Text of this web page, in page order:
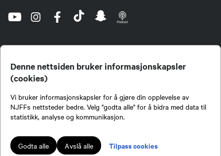
Denne nettsiden bruker informasjonskapsler
(cookies)
Vi bruker informasjonskapsler for å gjøre din opplevelse av
NJFFs nettsteder bedre. Velg "godta alle" for å bidra med data til
statistikk, analyse og kommunikasjon.
Godta alle Avslå alle Tilpass cookies
jegere og sportsfiskere og et av de viktigste miljøene for formidling av kunnskap om jakt og
fiske i Norge. Vi er en partipolitisk nøytral organisasjon, men har et sterkt jakt-, fiske-, og
naturpolitisk engasjement i mange saker.
Lokalforeninger tilsluttet Norges Jeger- og Fiskerforbund har ansvar for innhold de
publiserer på njff.no.